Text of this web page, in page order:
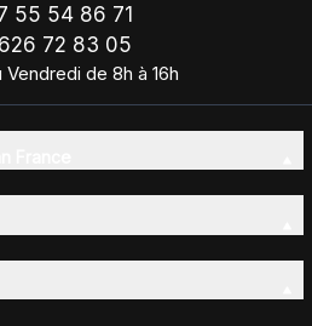
55 54 86 71
72 83 05
Vendredi de 8h à 16h